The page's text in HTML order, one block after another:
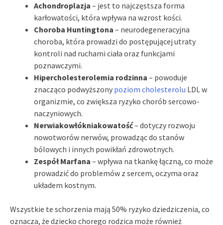
Achondroplazja – jest to najczęstsza forma
karłowatości, która wpływa na wzrost kości.
Choroba Huntingtona – neurodegeneracyjna
choroba, która prowadzi do postępującej utraty
kontroli nad ruchami ciała oraz funkcjami
poznawczymi.
Hipercholesterolemia rodzinna – powoduje
znacząco podwyższony poziom cholesterolu LDL w
organizmie, co zwiększa ryzyko chorób sercowo-
naczyniowych.
Nerwiakowłókniakowatość– dotyczy rozwoju
nowotworów nerwów, prowadząc do stanów
bólowych i innych powikłań zdrowotnych.
Zespół Marfana – wpływa na tkankę łączną, co może
prowadzić do problemów z sercem, oczyma oraz
układem kostnym.
Wszystkie te schorzenia mają 50% ryzyko dziedziczenia, co
oznacza, że dziecko chorego rodzica może również